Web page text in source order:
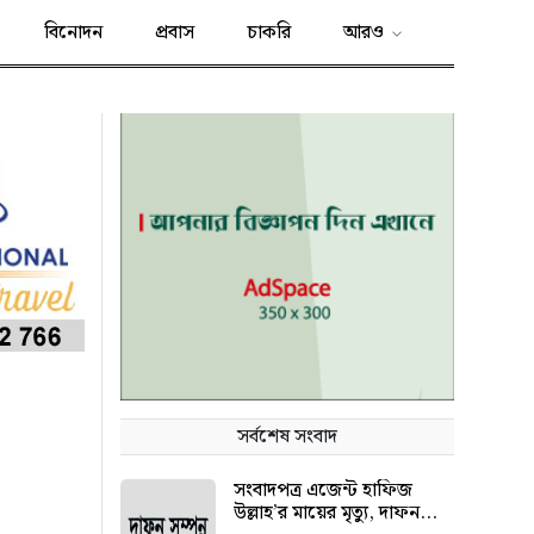
বিনোদন প্রবাস চাকরি আরও
সর্বশেষ সংবাদ
সংবাদপত্র এজেন্ট হাফিজ
উল্লাহ’র মায়ের মৃত্যু, দাফন